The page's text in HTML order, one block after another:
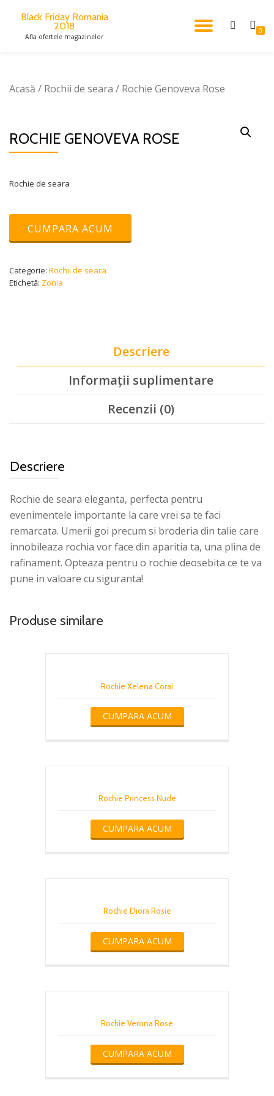
Black Friday Romania
2018
Afla ofertele magazinelor
0
Acasă / Rochii de seara / Rochie Genoveva Rose
ROCHIE GENOVEVA ROSE
Rochie de seara
CUMPARA ACUM
Categorie: Rochii de seara
Etichetă: Zonia
Descriere
Informații suplimentare
Recenzii (0)
Descriere
Rochie de seara eleganta, perfecta pentru
evenimentele importante la care vrei sa te faci
remarcata. Umerii goi precum si broderia din talie care
innobileaza rochia vor face din aparitia ta, una plina de
rafinament. Opteaza pentru o rochie deosebita ce te va
pune in valoare cu siguranta!
Produse similare
Rochie Xelena Corai
CUMPARA ACUM
Rochie Princess Nude
CUMPARA ACUM
Rochie Diora Rosie
CUMPARA ACUM
Rochie Verona Rose
CUMPARA ACUM